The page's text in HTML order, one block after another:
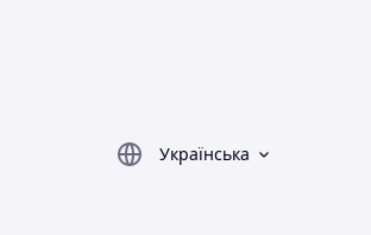
Українська